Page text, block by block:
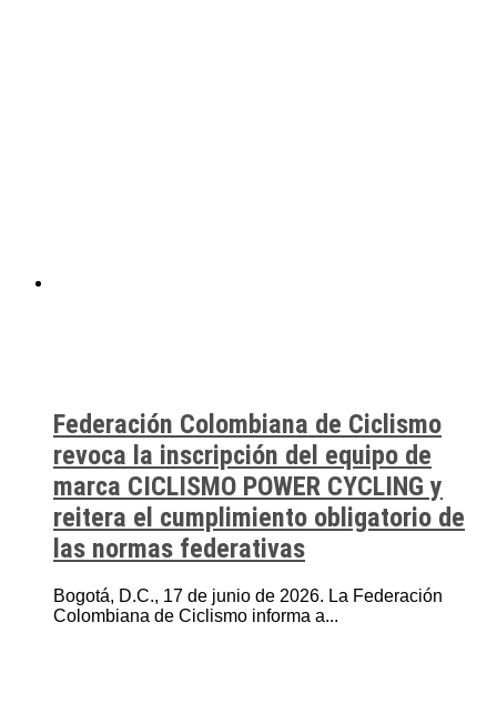
Federación Colombiana de Ciclismo
revoca la inscripción del equipo de
marca CICLISMO POWER CYCLING y
reitera el cumplimiento obligatorio de
las normas federativas
Bogotá, D.C., 17 de junio de 2026. La Federación
Colombiana de Ciclismo informa a...